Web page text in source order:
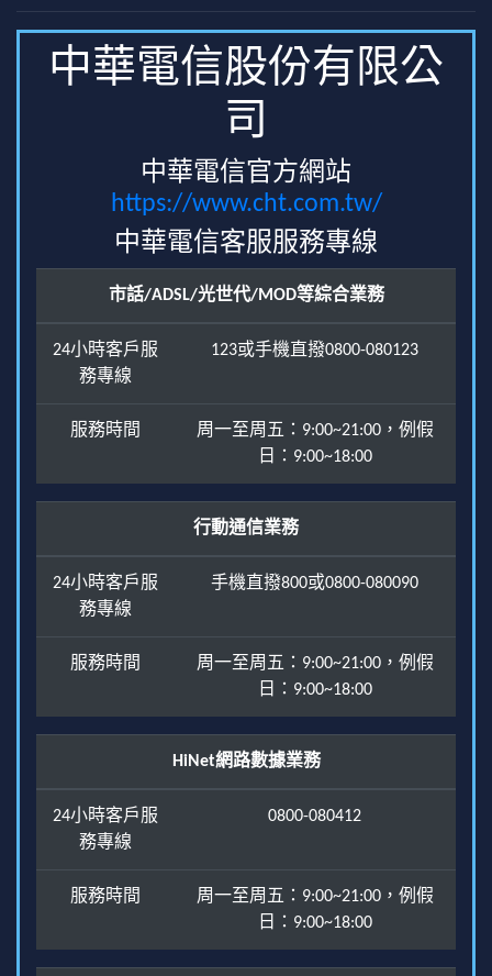
中華電信股份有限公
司
中華電信官方網站
https://www.cht.com.tw/
中華電信客服服務專線
市話/ADSL/光世代/MOD等綜合業務
24小時客戶服
務專線
123或手機直撥0800-080123
服務時間
周一至周五：9:00~21:00，例假
日：9:00~18:00
行動通信業務
24小時客戶服
務專線
手機直撥800或0800-080090
服務時間
周一至周五：9:00~21:00，例假
日：9:00~18:00
HiNet網路數據業務
24小時客戶服
務專線
0800-080412
服務時間
周一至周五：9:00~21:00，例假
日：9:00~18:00